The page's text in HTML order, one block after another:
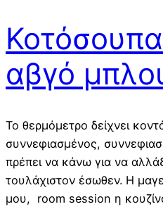
Κοτόσουπα
αβγό
Το θερμόμετρο δείχνει
συννεφιασμένος,
πρέπει να κάνω για να
τουλάχιστον έσωθεν. Η
μου, room session η